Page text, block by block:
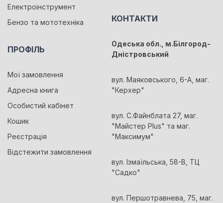
Електроінструмент
Бензо та мототехніка
ПРОФІЛЬ
Мої замовлення
Адресна книга
Особистий кабінет
Кошик
Реєстрація
Відстежити замовлення
КОНТАКТИ
Одеська обл., м.Білгород-
Дністровський
вул. Маяковського, 6-А, маг.
"Керхер"
вул. С.Файнблата 27, маг.
"Майстер Plus" та маг.
"Максимум"
вул. Ізмаїльська, 58-В, ТЦ
"Садко"
вул. Першотравнева, 75, маг.